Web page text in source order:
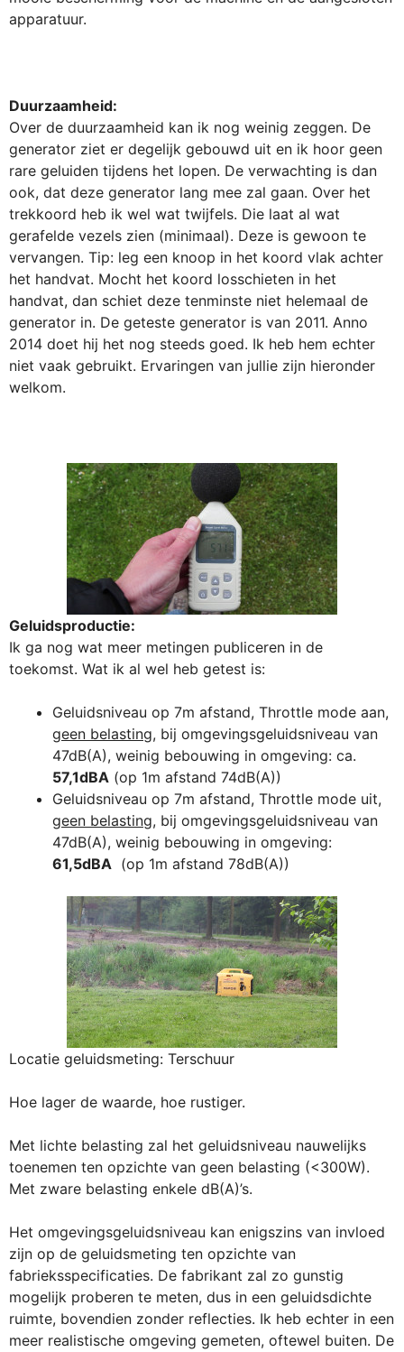
apparatuur.
Duurzaamheid:
Over de duurzaamheid kan ik nog weinig zeggen. De
generator ziet er degelijk gebouwd uit en ik hoor geen
rare geluiden tijdens het lopen. De verwachting is dan
ook, dat deze generator lang mee zal gaan. Over het
trekkoord heb ik wel wat twijfels. Die laat al wat
gerafelde vezels zien (minimaal). Deze is gewoon te
vervangen. Tip: leg een knoop in het koord vlak achter
het handvat. Mocht het koord losschieten in het
handvat, dan schiet deze tenminste niet helemaal de
generator in. De geteste generator is van 2011. Anno
2014 doet hij het nog steeds goed. Ik heb hem echter
niet vaak gebruikt. Ervaringen van jullie zijn hieronder
welkom.
Geluidsproductie:
Ik ga nog wat meer metingen publiceren in de
toekomst. Wat ik al wel heb getest is:
Geluidsniveau op 7m afstand, Throttle mode aan,
geen belasting, bij omgevingsgeluidsniveau van
47dB(A), weinig bebouwing in omgeving: ca.
57,1dBA (op 1m afstand 74dB(A))
Geluidsniveau op 7m afstand, Throttle mode uit,
geen belasting, bij omgevingsgeluidsniveau van
47dB(A), weinig bebouwing in omgeving:
61,5dBA (op 1m afstand 78dB(A))
Locatie geluidsmeting: Terschuur
Hoe lager de waarde, hoe rustiger.
Met lichte belasting zal het geluidsniveau nauwelijks
toenemen ten opzichte van geen belasting (<300W).
Met zware belasting enkele dB(A)’s.
Het omgevingsgeluidsniveau kan enigszins van invloed
zijn op de geluidsmeting ten opzichte van
fabrieksspecificaties. De fabrikant zal zo gunstig
mogelijk proberen te meten, dus in een geluidsdichte
ruimte, bovendien zonder reflecties. Ik heb echter in een
meer realistische omgeving gemeten, oftewel buiten. De